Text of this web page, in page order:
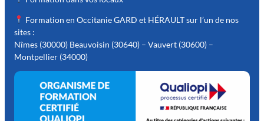
Formation en Occitanie GARD et HÉRAULT sur l’un de nos
sites :
Nîmes (30000) Beauvoisin (30640) – Vauvert (30600) –
Montpellier (34000)